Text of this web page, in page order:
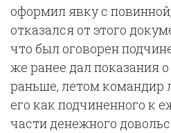
оформил явку с
отказался от этого
что был оговорен
же ранее дал показания
раньше, летом командир
его как подчиненного к
части денежного